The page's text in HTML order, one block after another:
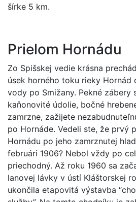
šírke 5 km.
Prielom Hornádu
Zo Spišskej vedie krásna
úsek horného toku rieky Hornád
vody po Smižany. Pekné zábery
kaňonovité údolie, bočné
zamrzne, zažijete
po Hornáde. Vedeli ste, že prvý
Hornádu po jeho zamrznutej
februári 1906? Nebol vždy po
priechodný. Až roku 1960 sa
lanovej lávky v ústí Kláštorskej
ukončila etapovitá výstavba